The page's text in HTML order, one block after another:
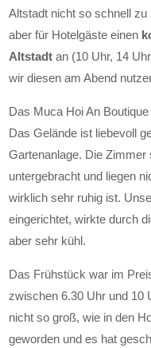
Altstadt nicht so schnell
aber für Hotelgäste einen
Altstadt an (10 Uhr, 14
wir diesen am Abend
Das Muca Hoi An
Das Gelände ist liebevoll
Gartenanlage. Die
untergebracht und liegen
wirklich sehr ruhig ist.
eingerichtet, wirkte durch
aber sehr kühl.
Das Frühstück war im
zwischen 6.30 Uhr und 10
nicht so groß, wie in den
geworden und es hat